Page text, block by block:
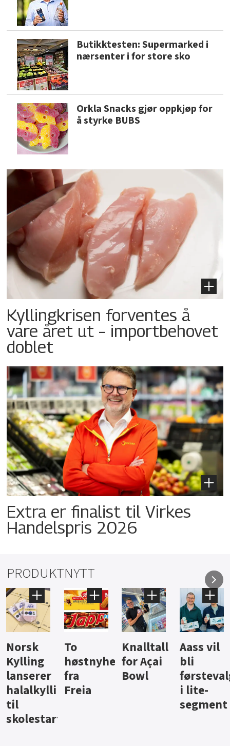
Butikktesten: Supermarked i
nærsenter i for store sko
Orkla Snacks gjør oppkjøp for
å styrke BUBS
Kyllingkrisen forventes å
vare året ut – importbehovet
doblet
Extra er finalist til Virkes
Handelspris 2026
PRODUKTNYTT
Knalltall
for Açai
Bowl
Aass vil
bli
førstevalg
i lite-
Brus og
jus fra
Berentsen
Hard
iste fra
Hansa